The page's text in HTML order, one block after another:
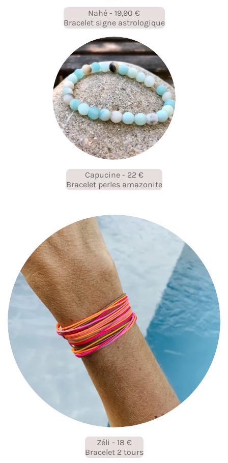
Nahé - 19,90 €
Bracelet signe astrologique
Capucine - 22 €
Bracelet perles amazonite
Zéli - 18 €
Bracelet 2 tours